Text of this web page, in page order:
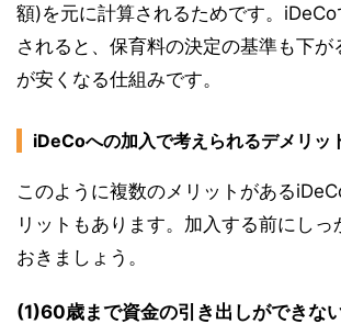
額)を元に計算されるためです。
されると、保育料の決定の基準も下が
が安くなる仕組みです。
iDeCoへの加入で考えられるデメリッ
このように複数のメリットがある
リットもあります。加入する前にしっ
おきましょう。
(1)60歳まで資金の引き出しができな